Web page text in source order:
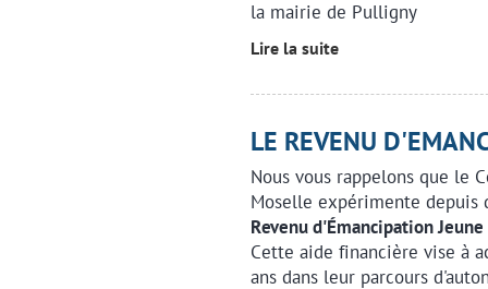
la mairie de Pulligny
Lire la suite
LE REVENU
Nous vous rappelons que le
Moselle expérimente depuis
Revenu d'Émancipation Jeune
Cette aide financière vise à
ans dans leur parcours